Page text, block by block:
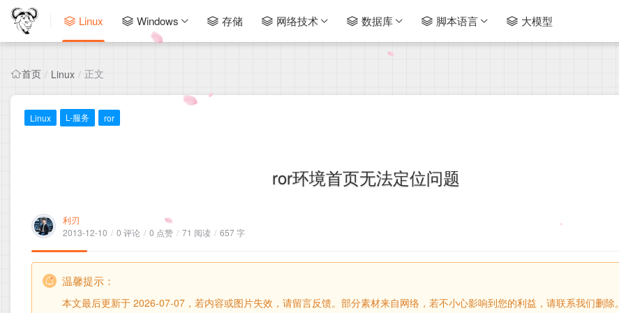
Linux Windows 存储 网络技术 数据库 脚本语言 大模型
首页 / Linux / 正文
Linux L-服务 ror
ror环境首页无法定位问题
利刃
2013-12-10 / 0 评论 / 0 点赞 / 71 阅读 / 657 字
温馨提示：
本文最后更新于 2026-07-07，若内容或图片失效，请留言反馈。部分素材来自网络，若不小心影响到您的利益，请联系我们删除。